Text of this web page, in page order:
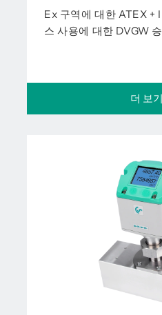
Ex 구역에 대한 ATEX +
스 사용에 대한 DVGW
더 보기